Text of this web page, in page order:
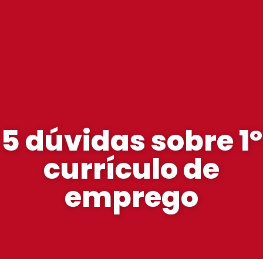
5 dúvidas sobre 1º
currículo de
emprego